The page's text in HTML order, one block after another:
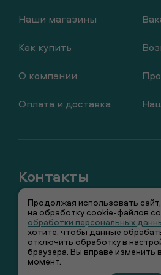
Наши магазины
Как купить
О компании
Оплата и доставка
+7 (495) 66-00-106
info@smenawear.ru
Вконтакте
Продолжая использовать
на обработку cookie-файлов
обработки персональных
хотите, чтобы данные
отключить обработку в
браузера. Вы вправе изменить
момент.